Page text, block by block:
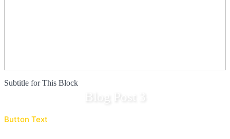
Subtitle for This Block
Button Text